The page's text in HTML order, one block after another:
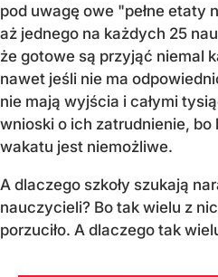
pod uwagę owe "pełne etaty
aż jednego na każdych 25
że gotowe są przyjąć niemal
nawet jeśli nie ma
nie mają wyjścia i całymi
wnioski o ich zatrudnienie, bo
wakatu jest niemożliwe.
A dlaczego szkoły szukają
nauczycieli? Bo tak wielu z
porzuciło. A dlaczego tak